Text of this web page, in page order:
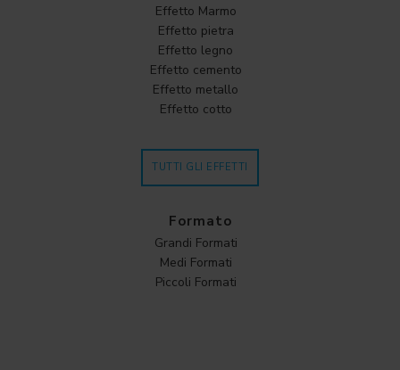
Effetto Marmo
Effetto pietra
Effetto legno
Effetto cemento
Effetto metallo
Effetto cotto
TUTTI GLI EFFETTI
Formato
Grandi Formati
Medi Formati
Piccoli Formati